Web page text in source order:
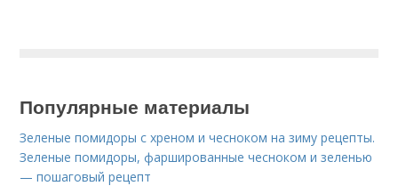
Популярные материалы
Зеленые помидоры с хреном и чесноком на зиму рецепты.
Зеленые помидоры, фаршированные чесноком и зеленью
— пошаговый рецепт